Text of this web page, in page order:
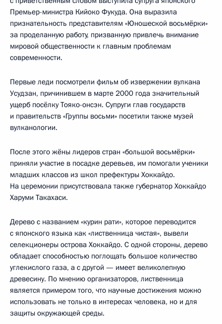
Премьер-министра Кийоко Фукуда. Она выразила
признательность представителям «Юношеской восьмёрки»
за проделанную работу, призванную привлечь внимание
мировой общественности к главным проблемам
современности.
Первые леди посмотрели фильм об извержении вулкана
Усудзан, причинившем в марте 2000 года значительный
ущерб посёлку Тояко-онсэн. Супруги глав государств
и правительств «Группы восьми» посетили также музей
вулканологии.
После этого жёны лидеров стран «большой восьмёрки»
приняли участие в посадке деревьев, им помогали ученики
младших классов из школ префектуры Хоккайдо.
На церемонии присутствовала также губернатор Хоккайдо
Харуми Такахаси.
Дерево с названием «курин рати», которое переводится
с японского языка как «лиственница чистая», вывели
селекционеры острова Хоккайдо. С одной стороны, дерево
обладает способностью поглощать большое количество
углекислого газа, а с другой — имеет великолепную
древесину. По мнению организаторов, лиственница
является примером того, что научные достижения можно
использовать не только в интересах человека, но и для
защиты окружающей среды.